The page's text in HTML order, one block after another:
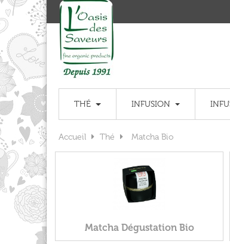
THÉ INFUSION
Accueil Thé Matcha Bio
Matcha Dégustation Bio